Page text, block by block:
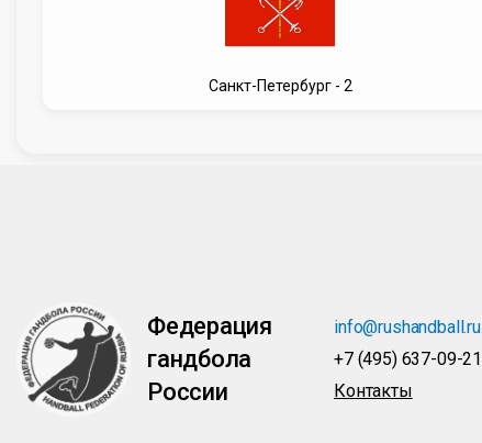
Санкт-Петербург - 2
Федерация
гандбола
России
info@rushandball.ru
+7 (495) 637-09-21
Контакты